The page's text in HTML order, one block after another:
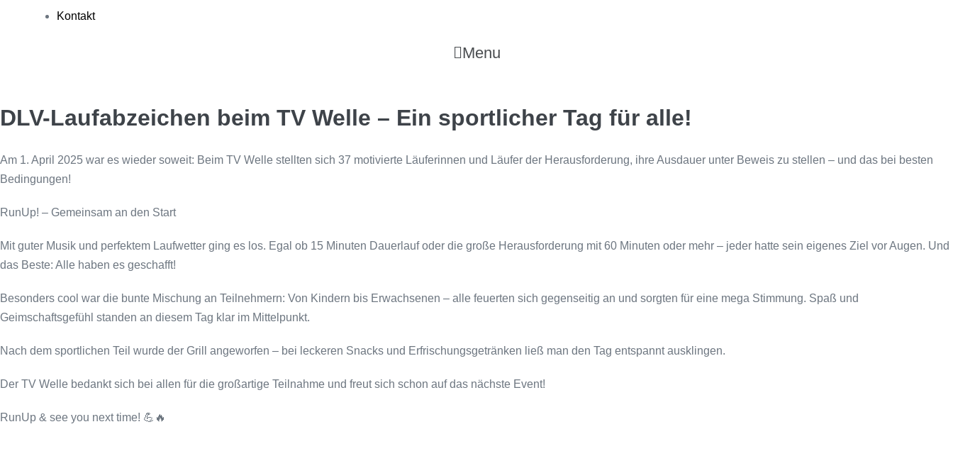
Kontakt
Menu
DLV-Laufabzeichen beim TV Welle – Ein sportlicher Tag für alle!
Am 1. April 2025 war es wieder soweit: Beim TV Welle stellten sich 37 motivierte Läuferinnen und Läufer der Herausforderung, ihre Ausdauer unter Beweis zu stellen – und das bei besten
Bedingungen!
RunUp! – Gemeinsam an den Start
Mit guter Musik und perfektem Laufwetter ging es los. Egal ob 15 Minuten Dauerlauf oder die große Herausforderung mit 60 Minuten oder mehr – jeder hatte sein eigenes Ziel vor Augen. Und
das Beste: Alle haben es geschafft!
Besonders cool war die bunte Mischung an Teilnehmern: Von Kindern bis Erwachsenen – alle feuerten sich gegenseitig an und sorgten für eine mega Stimmung. Spaß und
Geimschaftsgefühl standen an diesem Tag klar im Mittelpunkt.
Nach dem sportlichen Teil wurde der Grill angeworfen – bei leckeren Snacks und Erfrischungsgetränken ließ man den Tag entspannt ausklingen.
Der TV Welle bedankt sich bei allen für die großartige Teilnahme und freut sich schon auf das nächste Event!
RunUp & see you next time! 💪🔥